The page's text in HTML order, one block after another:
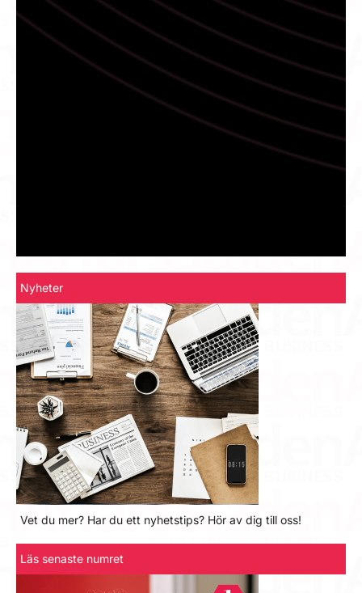
Nyheter
Vet du mer? Har du ett nyhetstips? Hör av dig till oss!
Läs senaste numret